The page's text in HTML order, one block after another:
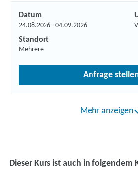
Datum
24.08.2026 - 04.09.2026
Standort
Mehrere
Anfrage stellen
Mehr anzeigen
Dieser Kurs ist auch in folgendem